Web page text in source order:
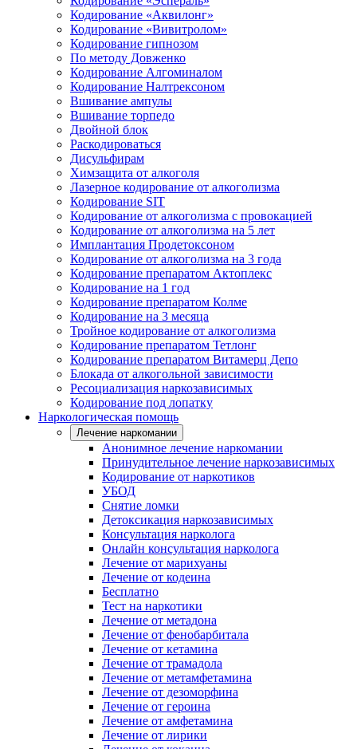
Кодирование «Аквилонг»
Кодирование «Вивитролом»
Кодирование гипнозом
По методу Довженко
Кодирование Алгоминалом
Кодирование Налтрексоном
Вшивание ампулы
Вшивание торпедо
Двойной блок
Раскодироваться
Дисульфирам
Химзащита от алкоголя
Лазерное кодирование от алкоголизма
Кодирование SIT
Кодирование от алкоголизма с провокацией
Кодирование от алкоголизма на 5 лет
Имплантация Продетоксоном
Кодирование от алкоголизма на 3 года
Кодирование препаратом Актоплекс
Кодирование на 1 год
Кодирование препаратом Колме
Кодирование на 3 месяца
Тройное кодирование от алкоголизма
Кодирование препаратом Тетлонг
Кодирование препаратом Витамерц Депо
Блокада от алкогольной зависимости
Ресоциализация наркозависимых
Кодирование под лопатку
Наркологическая помощь
Лечение наркомании
Анонимное лечение наркомании
Принудительное лечение наркозависимых
Кодирование от наркотиков
УБОД
Снятие ломки
Детоксикация наркозависимых
Консультация нарколога
Онлайн консультация нарколога
Лечение от марихуаны
Лечение от кодеина
Бесплатно
Тест на наркотики
Лечение от метадона
Лечение от фенобарбитала
Лечение от кетамина
Лечение от трамадола
Лечение от метамфетамина
Лечение от дезоморфина
Лечение от героина
Лечение от амфетамина
Лечение от лирики